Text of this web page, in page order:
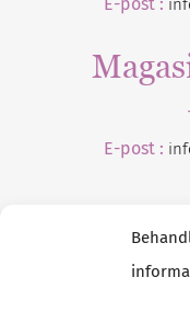
E-post :